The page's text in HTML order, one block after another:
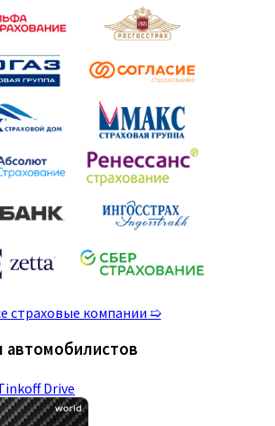
страховые компании ➯
автомобилистов
Drive